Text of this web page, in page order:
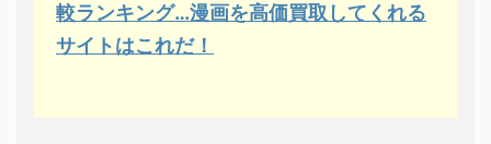
較ランキング…漫画を高価買取してくれる
サイトはこれだ！